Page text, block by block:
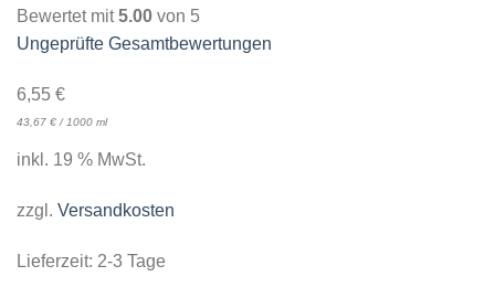
Bewertet mit5.00 von 5
Ungeprüfte Gesamtbewertungen
6,55 €
43,67 € / 1000 ml
inkl. 19 % MwSt.
zzgl. Versandkosten
Lieferzeit: 2-3 Tage